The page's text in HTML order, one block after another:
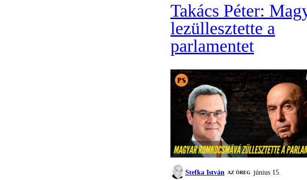
Takács Péter:
lezüllesztette a
parlamentet
Stefka István AZ ÖREG június 15.